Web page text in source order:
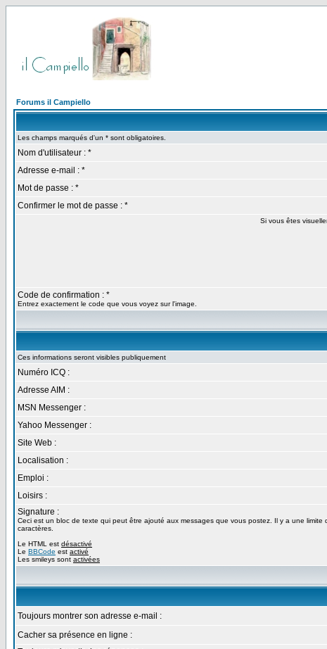
Forums il Campiello
Les champs marqués d'un * sont obligatoires.
Nom d'utilisateur : *
Adresse e-mail : *
Mot de passe : *
Confirmer le mot de passe : *
Si vous êtes
Code de confirmation : *
Entrez exactement le code que vous voyez sur l'image.
Ces informations seront visibles publiquement
Numéro ICQ :
Adresse AIM :
MSN Messenger :
Yahoo Messenger :
Site Web :
Localisation :
Emploi :
Loisirs :
Signature :
Ceci est un bloc de texte qui peut être ajouté aux messages que vous postez. Il y a une limite
caractères.
Le HTML est désactivé
Le BBCode est activé
Les smileys sont activées
Toujours montrer son adresse e-mail :
Cacher sa présence en ligne :